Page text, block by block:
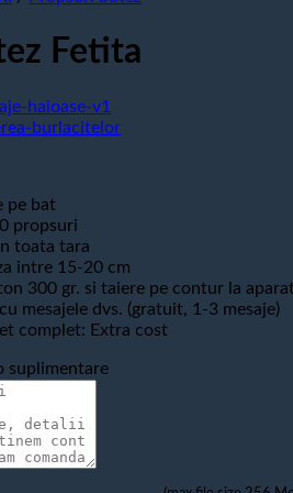
Fetita
pe bat
propsuri
toata tara
intre 15-20 cm
300 gr. si taiere pe contur la
mesajele dvs. (gratuit, 1-3 mesaje)
complet: Extra cost
suplimentare